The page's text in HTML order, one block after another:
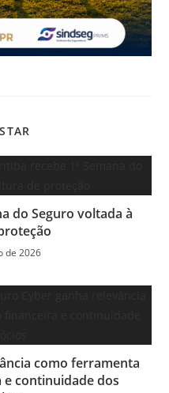
do Seguro voltada à
de 2026
como ferramenta
continuidade dos